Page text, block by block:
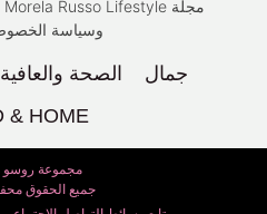
وسياسة
جمال الصحة والعافية
& HOME
مجموعة روسو
جميع الحقوق